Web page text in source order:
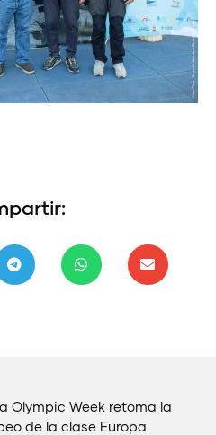
Olympic Week retoma la
de la clase Europa